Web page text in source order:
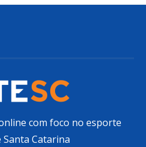
com foco no esporte
Catarina